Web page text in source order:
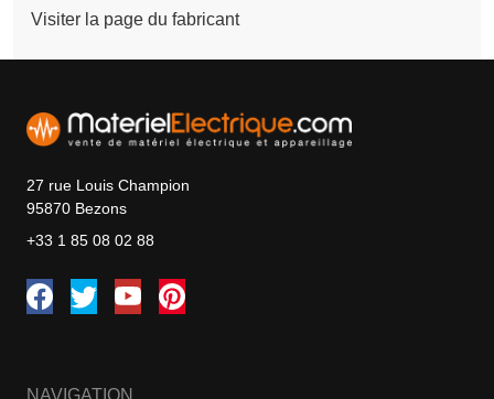
Visiter la page du fabricant
27 rue Louis Champion
95870 Bezons
+33 1 85 08 02 88
NAVIGATION